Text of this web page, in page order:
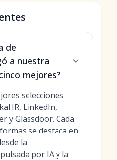
de
a nuestra
mejores?
selecciones
LinkedIn,
y Glassdoor. Cada
se destaca en
la
por IA y la